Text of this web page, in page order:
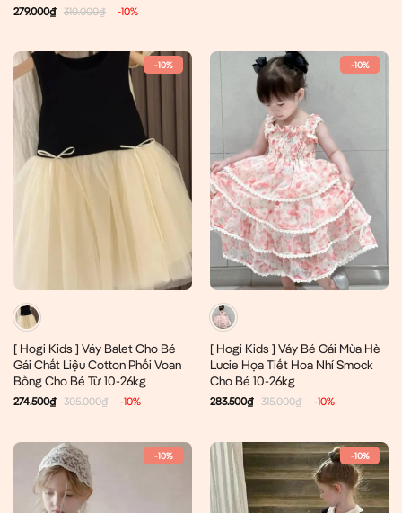
279.000₫ 310.000₫ -10%
-10%
[ Hogi Kids ] Váy Balet Cho Bé
Gái Chất Liệu Cotton Phối Voan
Bồng Cho Bé Từ 10-26kg
274.500₫ 305.000₫ -10%
-10%
[ Hogi Kids ] Váy Bé Gái Mùa Hè
Lucie Họa Tiết Hoa Nhí Smock
Cho Bé 10-26kg
283.500₫ 315.000₫ -10%
-10% -10%